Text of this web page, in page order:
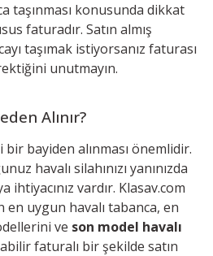
taşınması konusunda dikkat
faturadır. Satın almış
taşımak istiyorsanız faturası
unutmayın.
Alınır?
bir bayiden alınması önemlidir.
havalı silahınızı yanınızda
ihtiyacınız vardır. Klasav.com
uygun havalı tabanca, en
ve son model havalı
faturalı bir şekilde satın